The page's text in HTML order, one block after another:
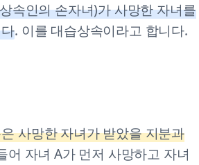
속인의 손자녀)가 사망한 자녀를
. 이를 대습상속이라고 합니다.
사망한 자녀가 받았을 지분과
어 자녀 A가 먼저 사망하고 자녀